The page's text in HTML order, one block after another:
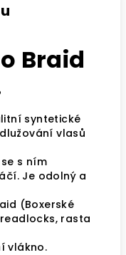
Braid
syntetické
vlasů
s ním
Je odolný a
(Boxerské
rasta
vlákno.